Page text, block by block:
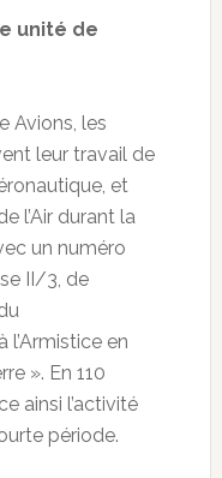
unité de
Avions, les
leur travail de
et
l’Air durant la
un numéro
II/3, de
en
». En 110
ainsi l’activité
période.